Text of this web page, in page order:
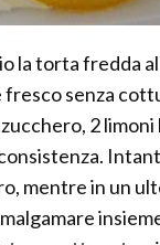
la torta fredda
senza
2
mentre in un